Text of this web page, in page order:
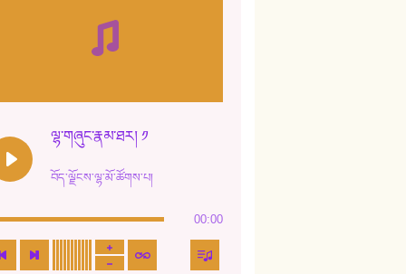
13. ཆུང་འདྲིས། - ཟླ་སྒྲོན།
ཤམ་པ་ལ་ཡི་སྲས་མོ།
ལྷ་གཞུང་རྣམ་ཐར། ༡
བོད་ལྗོངས་ལྷ་མོ་ཚོགས་པ།
00:00